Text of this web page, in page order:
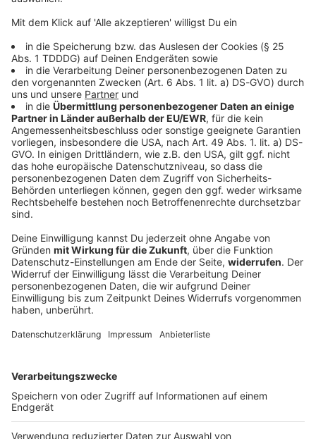
DAS KÖNNTE DICH AUCH INTERESSIEREN
Welt
zu streng
Vor einem Jahr setzte die Regierung ein Stoppsignal
an Menschen, die zu einem Angehörigen mit
eingeschränktem Schutzstatus in Deutschland
Koalitionspartner.
DEINE GEMERKTEN ARTIKEL
Du hast dir noch keine Artikel gemerkt